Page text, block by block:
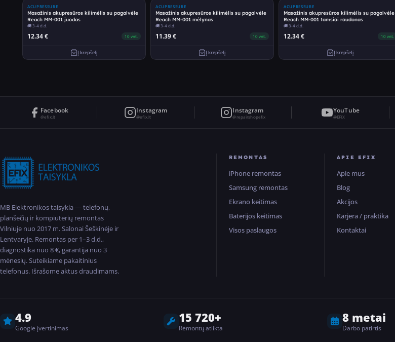
ACUPRESSURE
Masažinis akupresūros kilimėlis su pagalvėle
Reach MM-001 juodas
🚚3-4 d.d.
12.34€ 10 vnt.
Į krepšelį
ACUPRESSURE
Masažinis akupresūros kilimėlis su pagalvėle
Reach MM-001 mėlynas
🚚3-4 d.d.
11.39€ 10 vnt.
Į krepšelį
ACUPRESSURE
Masažinis akupresūros kilimėlis su pagalvėle
Reach MM-001 tamsiai raudonas
🚚3-4 d.d.
12.34€ 10 vnt.
Į krepšelį
Facebook
@efix.lt
Instagram
@efix.lt
Instagram
@repairshopefix
YouTube
@EFIX
MB Elektronikos taisykla — telefonų,
planšečių ir kompiuterių remontas
Vilniuje nuo 2017 m. Salonai Šeškinėje ir
Lentvaryje. Remontas per 1–3 d.d.,
diagnostika nuo 8 €, garantija nuo 3
mėnesių. Suteikiame pakaitinius
telefonus. Išrašome aktus draudimams.
REMONTAS
iPhone remontas
Samsung remontas
Ekrano keitimas
Baterijos keitimas
Visos paslaugos
APIE EFIX
Apie mus
Blog
Akcijos
Karjera / praktika
Kontaktai
4.9
Google įvertinimas
15 720+
Remontų atlikta
8 metai
Darbo patirtis